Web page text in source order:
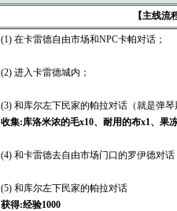
【主线流
(1) 在卡雷德自由市场和NPC卡帕对话；
(2) 进入卡雷德城内；
(3) 和库尔左下民家的帕拉对话（就是弹
收集:库洛米浓的毛x10、耐用的布x1、果
(4) 和卡雷德去自由市场门口的罗伊德对
(5) 和库尔左下民家的帕拉对话
获得:经验1000